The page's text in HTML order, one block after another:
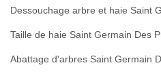
Dessouchage arbre et haie Saint
Taille de haie Saint Germain Des
Abattage d'arbres Saint Germain